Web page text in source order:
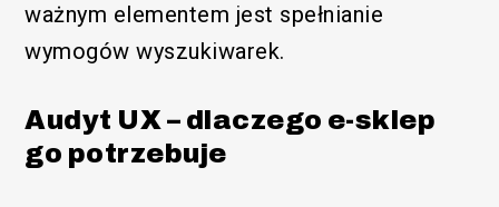
ważnym elementem jest spełnianie
wymogów wyszukiwarek.
Audyt UX – dlaczego e-sklep
go potrzebuje